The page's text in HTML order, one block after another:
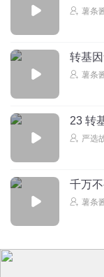
薯条
转基
薯条
23 转
严选
千万
薯条